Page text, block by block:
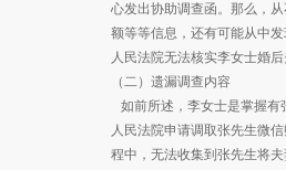
心发出协助调查函。那么，
额等等信息，还有可能从中
人民法院无法核实李女士婚
（二）遗漏调查内容
如前所述，李女士是掌握有
人民法院申请调取张先生微
程中，无法收集到张先生将